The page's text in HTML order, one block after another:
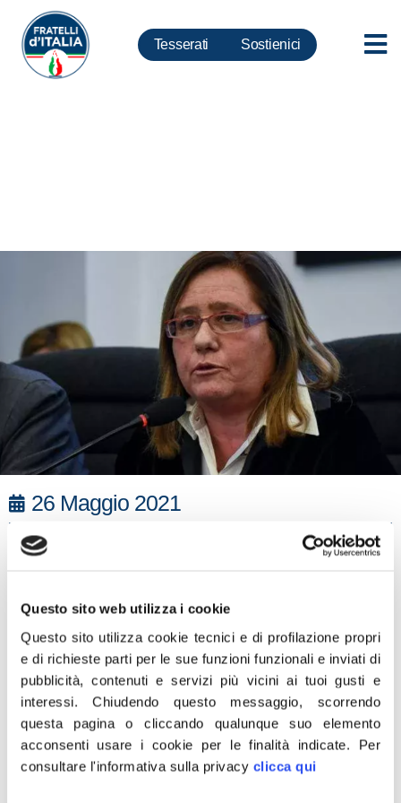
Questo sito web utilizza i cookie
Questo sito utilizza cookie tecnici e di profilazione propri
e di richieste parti per le sue funzioni funzionali e inviati di
pubblicità, contenuti e servizi più vicini ai tuoi gusti e
interessi.Chiudendo questo messaggio, scorrendo
questa pagina o cliccando qualunque suo elemento
acconsenti usare i cookie per le finalità indicate. Per
consultare l'informativa sulla privacy clicca qui
Tesserati Sostienici
26 Maggio 2021
“Oggi il ministro Messa è intervenuta in commissione
Cultura durante l’esame della legge sui ricercatori
preoccupazione di Fratelli d’Italia per i dati della Corte dei
Conti da dove si evince che sono aumentati del 41,8% i
laureati e i diplomati che hanno lasciato l’Italia negli ultimi
8 anni. Inoltre, abbiamo ribadito che per evitare questo
preoccupante fenomeno deve essere revisionato il
sistema di reclutamento. Oggi c’è la necessità di
stabilizzare quanti più giovani possibili che spesso si